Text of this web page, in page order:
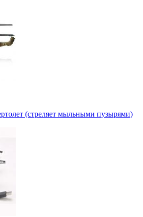
(стреляет мыльными пузырями)